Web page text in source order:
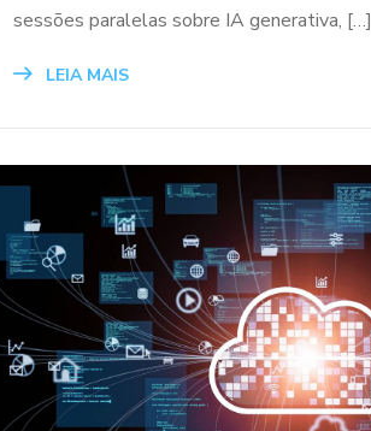
sessões paralelas sobre IA generativa, […]
LEIA MAIS